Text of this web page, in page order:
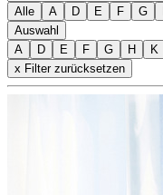
Alle A D E F G
Auswahl
A
D E F G H K
x Filter zurücksetzen